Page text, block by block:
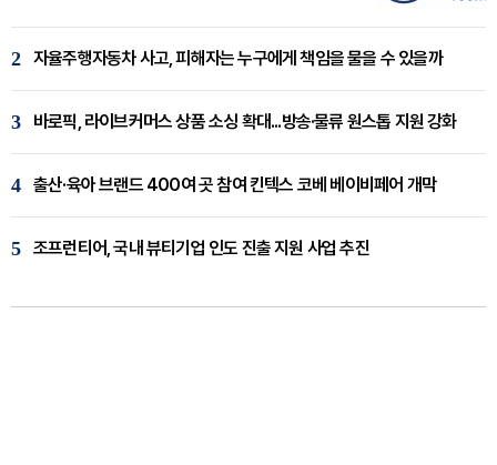
2 자율주행자동차 사고, 피해자는 누구에게 책임을 물을 수 있을까
3 바로픽, 라이브커머스 상품 소싱 확대...방송·물류 원스톱 지원 강화
4 출산·육아 브랜드 400여 곳 참여 킨텍스 코베 베이비페어 개막
5 조프런티어, 국내 뷰티기업 인도 진출 지원 사업 추진